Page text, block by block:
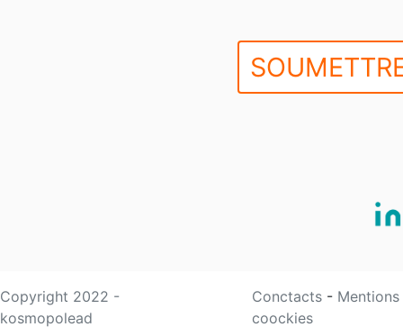
Copyright 2022 -
kosmopolead
Conctacts -
coockies